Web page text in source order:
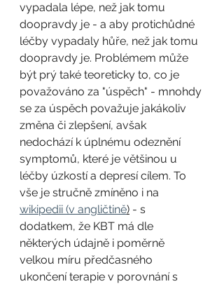
vypadala lépe, než jak tomu
doopravdy je - a aby protichůdné
léčby vypadaly hůře, než jak tomu
doopravdy je. Problémem může
být prý také teoreticky to, co je
považováno za "úspěch" - mnohdy
se za úspěch považuje jakákoliv
změna či zlepšení, avšak
nedochází k úplnému odeznění
symptomů, které je většinou u
léčby úzkostí a depresí cílem. To
vše je stručně zmíněno i na
wikipedii (v angličtině) - s
dodatkem, že KBT má dle
některých údajně i poměrně
velkou míru předčasného
ukončení terapie v porovnání s